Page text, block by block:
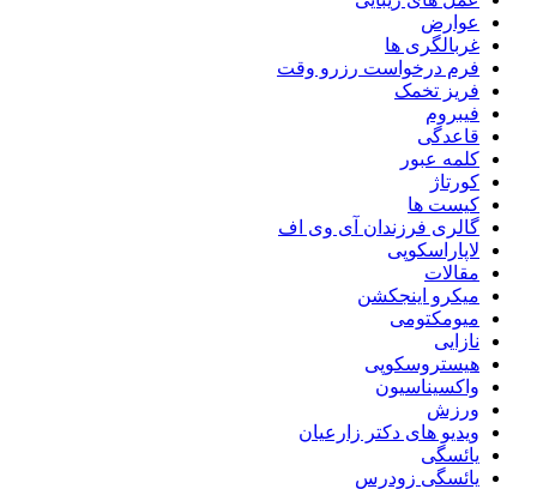
عوارض
غربالگری ها
فرم درخواست رزرو وقت
فریز تخمک
فیبروم
قاعدگی
کلمه عبور
کورتاژ
کیست ها
گالری فرزندان آی وی اف
لاپاراسکوپی
مقالات
میکرو اینجکشن
میومکتومی
نازایی
هیستروسکوپی
واکسیناسیون
ورزش
ویدیو های دکتر زارعیان
یائسگی
یائسگی زودرس